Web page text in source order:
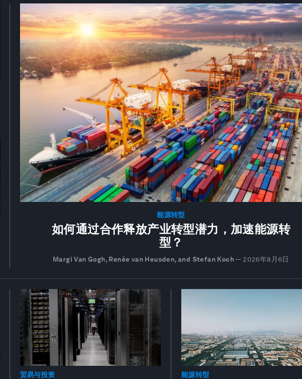
能源转型
如何通过合作释放产业转型潜力，加速能源转
型？
Margi Van Gogh, Renée van Heusden, and Stefan Koch— 2026年8月6日
贸易与投资 能源转型